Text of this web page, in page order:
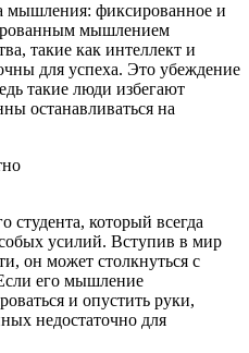
мышления: фиксированное и
мышлением
такие как интеллект и
для успеха. Это убеждение
такие люди избегают
останавливаться на
студента, который всегда
усилий. Вступив в мир
он может столкнуться с
его мышление
и опустить руки,
недостаточно для